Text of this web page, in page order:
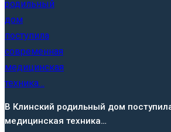
В Клинский родильный дом
медицинская техника…